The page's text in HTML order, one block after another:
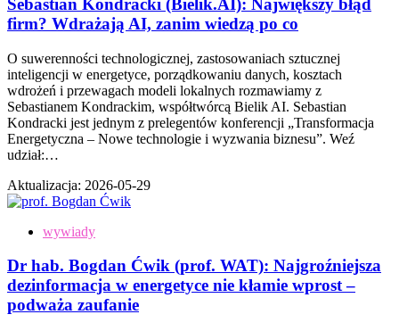
Sebastian Kondracki (Bielik.AI): Największy błąd
firm? Wdrażają AI, zanim wiedzą po co
O suwerenności technologicznej, zastosowaniach sztucznej
inteligencji w energetyce, porządkowaniu danych, kosztach
wdrożeń i przewagach modeli lokalnych rozmawiamy z
Sebastianem Kondrackim, współtwórcą Bielik AI. Sebastian
Kondracki jest jednym z prelegentów konferencji „Transformacja
Energetyczna – Nowe technologie i wyzwania biznesu”. Weź
udział:…
Aktualizacja: 2026-05-29
wywiady
Dr hab. Bogdan Ćwik (prof. WAT): Najgroźniejsza
dezinformacja w energetyce nie kłamie wprost –
podważa zaufanie